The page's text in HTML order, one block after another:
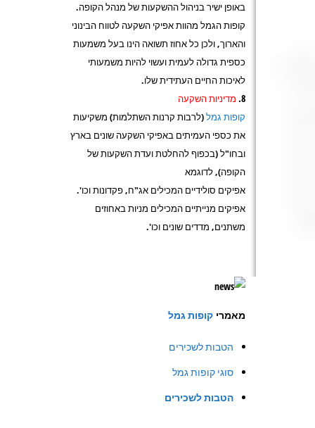
באופן ישיר בניהול ההשקעות של מנהל הקופה.
קופות הגמל מהוות אפיקי השקעה לטווח הבינוני
והארוך, ולכן כל אחוז תשואה הינו בעל משמעות
כספית גדולה לעמית ועשוי להיות משמעותי
לאיכות החיים העתידית שלו.
מדיניות השקעה
קופות גמל(לרבות קרנות השתלמות) משקיעות
את כספי העמיתים באפיקי השקעה שונים בארץ
ובחו"ל (בכפוף להחלטת ועדת השקעות של
הקופה), לדוגמא
אפיקים סולידיים המכילים אג"ח, פקדונות וכו'.
אפיקים מנייתיים המכילים מניות באחוזים
משתנים, מדדים שונים וכו'.
מאמרי קופות גמל
הטבות לשכירים
סוגי קופות גמל
הטבות לשכירים